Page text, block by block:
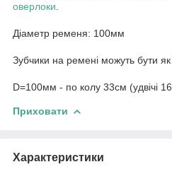
оверлоки
Діаметр ременя: 100мм
Зубчики на ремені можуть бути як
D=100мм - по колу 33см (удвічі
Приховати
Характеристики